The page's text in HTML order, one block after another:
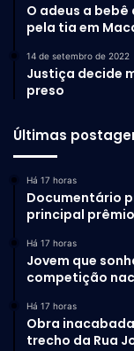
O adeus a bebê
pela tia em
14 de setembro de 2022
Justiça decide
preso
Últimas
Há 17 horas
Documentário
principal
Há 17 horas
Jovem que
competição
Há 17 horas
Obra
trecho da Rua